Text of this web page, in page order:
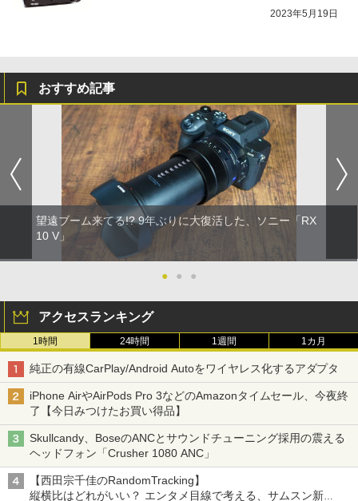
2023年5月19日
おすすめ記事
望遠ブーム来てる!? 9年ぶりに大復活した、ソニー「RX
10 V」
● ● ●
アクセスランキング
1時間 24時間 1週間 1カ月
純正の有線CarPlay/Android Autoをワイヤレス化するアダプタ
iPhone AirやAirPods Pro 3などのAmazonタイムセール、今夜終
了【今日みつけたお買い得品】
Skullcandy、BoseのANCとサウンドチューニング採用の震える
ヘッドフォン「Crusher 1080 ANC」
【西田宗千佳のRandomTracking】
縦横比はどれがいい？ エンタメ目線で考える、サムスン新